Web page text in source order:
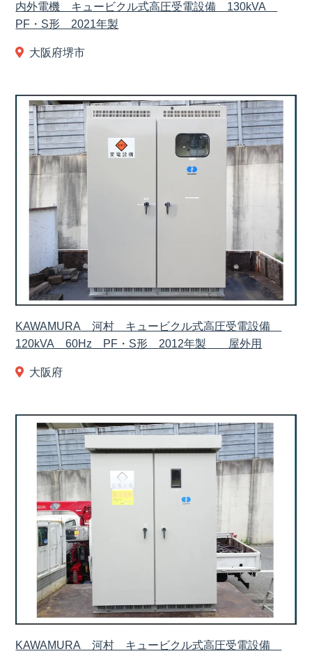
内外電機 キュービクル式高圧受電設備 130kVA
PF・S形 2021年製
大阪府堺市
KAWAMURA 河村 キュービクル式高圧受電設備
120kVA 60Hz PF・S形 2012年製 屋外用
大阪府
KAWAMURA 河村 キュービクル式高圧受電設備